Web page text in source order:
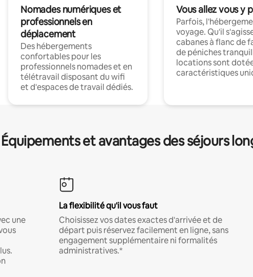
Nomades numériques et
professionnels en
déplacement
Des hébergements
confortables pour les
professionnels nomades et en
télétravail disposant du wifi
et d'espaces de travail dédiés.
Vous allez vous y
Parfois,
voyage. Qu'il
cabanes à flanc de
de péniches
locations sont
caractéristiques
Équipements et avantages des séjours
une
La flexibilité qu'il vous faut
Choisissez vos dates exactes d'arrivée et de
départ puis réservez facilement en ligne, sans
engagement supplémentaire ni formalités
administratives.*